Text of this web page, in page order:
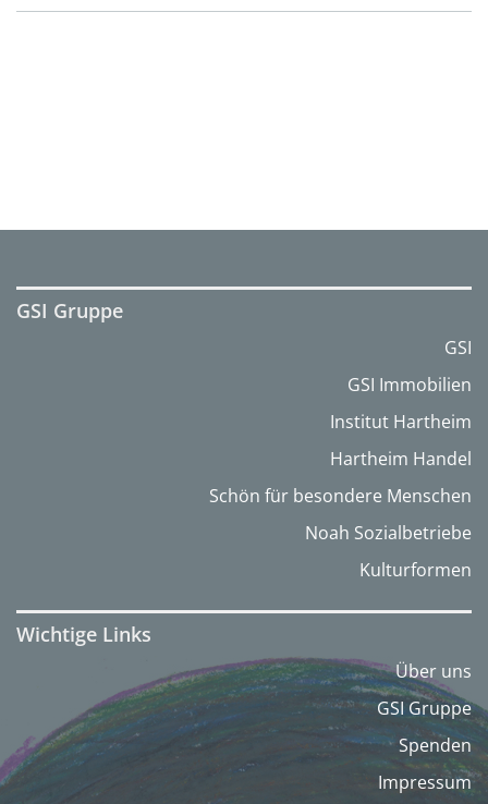
GSI Gruppe
GSI
GSI Immobilien
Institut Hartheim
Hartheim Handel
Schön für besondere Menschen
Noah Sozialbetriebe
Kulturformen
Wichtige Links
Über uns
GSI Gruppe
Spenden
Impressum